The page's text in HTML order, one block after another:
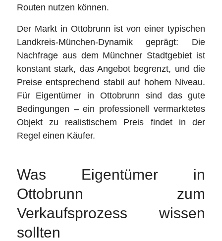
Routen nutzen können.
Der Markt in Ottobrunn ist von einer typischen
Landkreis-München-Dynamik geprägt: Die
Nachfrage aus dem Münchner Stadtgebiet ist
konstant stark, das Angebot begrenzt, und die
Preise entsprechend stabil auf hohem Niveau.
Für Eigentümer in Ottobrunn sind das gute
Bedingungen – ein professionell vermarktetes
Objekt zu realistischem Preis findet in der
Regel einen Käufer.
Was Eigentümer in
Ottobrunn zum
Verkaufsprozess wissen
sollten